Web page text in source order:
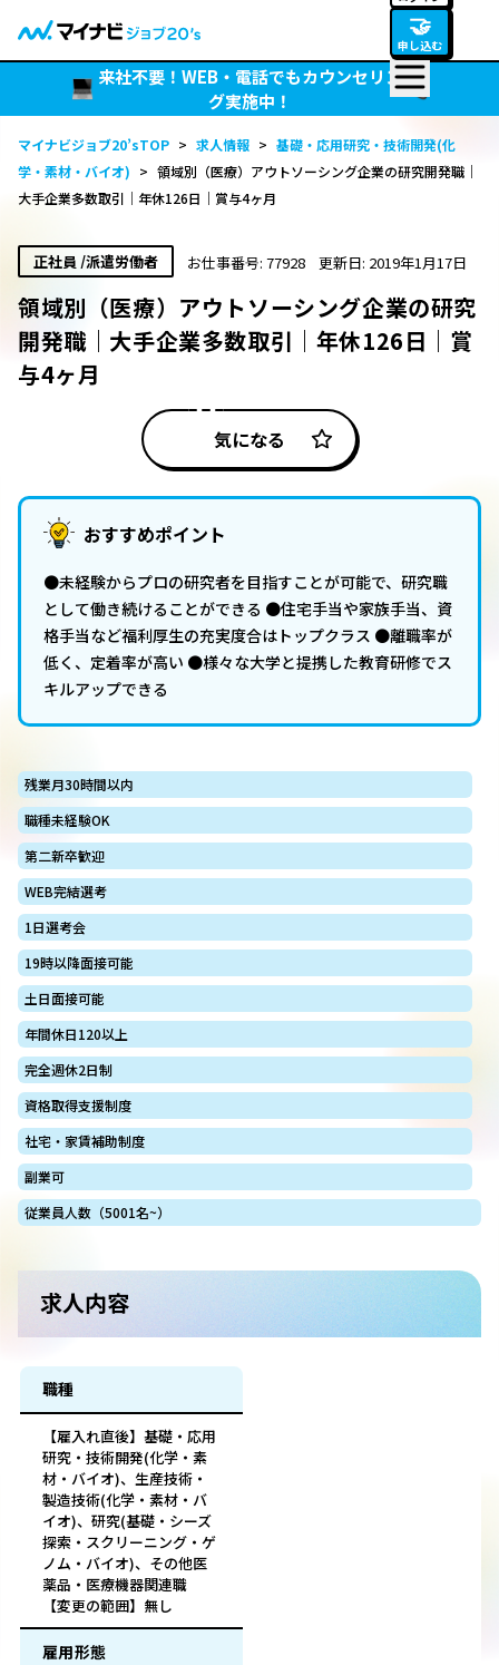
🤝
申し込む
来社不要！WEB・電話でもカウンセリン
グ実施中！
マイナビジョブ20’sTOP > 求人情報 > 基礎・応用研究・技術開発(化
学・素材・バイオ) > 領域別（医療）アウトソーシング企業の研究開発職｜
大手企業多数取引｜年休126日｜賞与4ヶ月
正社員 /派遣労働者 お仕事番号: 77928 更新日: 2019年1月17日
領域別（医療）アウトソーシング企業の研究
開発職｜大手企業多数取引｜年休126日｜賞
与4ヶ月
気になる
おすすめポイント
●未経験からプロの研究者を目指すことが可能で、研究職
として働き続けることができる ●住宅手当や家族手当、資
格手当など福利厚生の充実度合はトップクラス ●離職率が
低く、定着率が高い ●様々な大学と提携した教育研修でス
キルアップできる
残業月30時間以内
職種未経験OK
第二新卒歓迎
WEB完結選考
1日選考会
19時以降面接可能
土日面接可能
年間休日120以上
完全週休2日制
資格取得支援制度
社宅・家賃補助制度
副業可
従業員人数（5001名~）
求人内容
職種
【雇入れ直後】基礎・応用
研究・技術開発(化学・素
材・バイオ)、生産技術・
製造技術(化学・素材・バ
イオ)、研究(基礎・シーズ
探索・スクリーニング・ゲ
ノム・バイオ)、その他医
薬品・医療機器関連職
【変更の範囲】無し
雇用形態